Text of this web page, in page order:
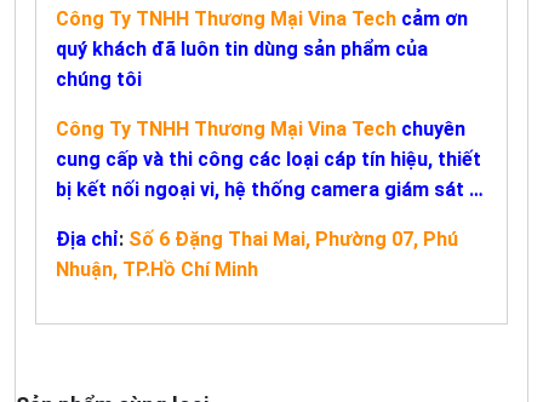
Công Ty TNHH Thương Mại Vina Tech cảm ơn
quý khách đã luôn tin dùng sản phẩm của
chúng tôi
Công Ty TNHH Thương Mại Vina Tech chuyên
cung cấp và thi công các loại cáp tín hiệu, thiết
bị kết nối ngoại vi, hệ thống camera giám sát …
Địa chỉ: Số 6 Đặng Thai Mai, Phường 07, Phú
Nhuận, TP.Hồ Chí Minh